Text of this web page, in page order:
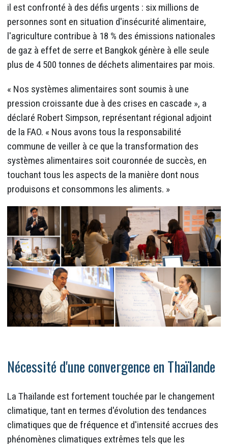
il est confronté à des défis urgents : six millions de
personnes sont en situation d'insécurité alimentaire,
l'agriculture contribue à 18 % des émissions nationales
de gaz à effet de serre et Bangkok génère à elle seule
plus de 4 500 tonnes de déchets alimentaires par mois.
« Nos systèmes alimentaires sont soumis à une
pression croissante due à des crises en cascade », a
déclaré Robert Simpson, représentant régional adjoint
de la FAO. « Nous avons tous la responsabilité
commune de veiller à ce que la transformation des
systèmes alimentaires soit couronnée de succès, en
touchant tous les aspects de la manière dont nous
produisons et consommons les aliments. »
Nécessité d'une convergence en Thaïlande
La Thaïlande est fortement touchée par le changement
climatique, tant en termes d'évolution des tendances
climatiques que de fréquence et d'intensité accrues des
phénomènes climatiques extrêmes tels que les